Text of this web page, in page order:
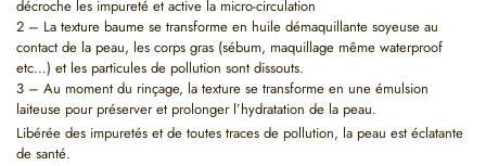
décroche les impureté et active la micro-circulation
2 – La texture baume se transforme en huile démaquillante soyeuse au
contact de la peau, les corps gras (sébum, maquillage même waterproof
etc…) et les particules de pollution sont dissouts.
3 – Au moment du rinçage, la texture se transforme en une émulsion
laiteuse pour préserver et prolonger l’hydratation de la peau.
Libérée des impuretés et de toutes traces de pollution, la peau est éclatante
de santé.